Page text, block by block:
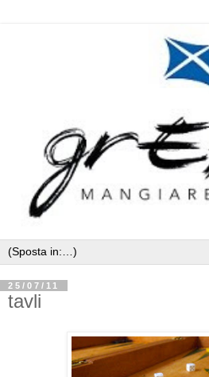
25/07/11
tavli